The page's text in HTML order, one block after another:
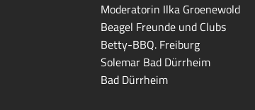
Moderatorin Ilka Groenewold
Beagel Freunde und Clubs
Betty-BBQ. Freiburg
Solemar Bad Dürrheim
Bad Dürrheim